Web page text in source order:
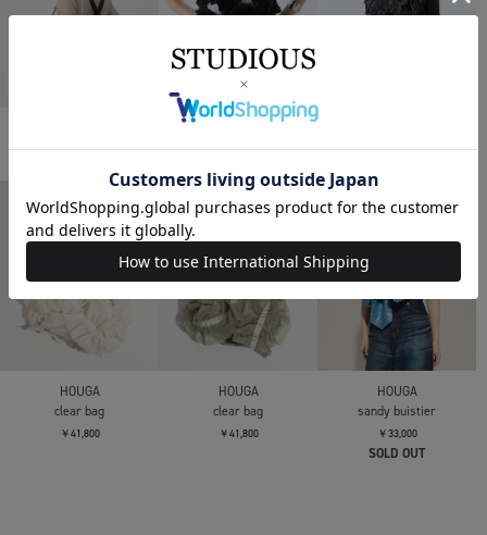
別注wave knapsack
jimmy frill vest
￥44,000
jimmy frill vest
HOUGA
clear bag
￥41,800
HOUGA
clear bag
￥41,800
HOUGA
sandy buistier
￥33,000
SOLD OUT